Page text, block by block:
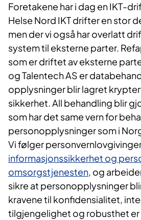
Foretakene har i dag en IKT-
Helse Nord IKT drifter en stor
men der vi også har overlatt
system til eksterne parter.
som er driftet av eksterne
og Talentech AS er
opplysninger blir lagret
sikkerhet. All behandling blir
som har det same vern for
personopplysninger som i
Vi følger
informasjonssikkerhet og
omsorgstjenesten, og
sikre at personopplysninger
kravene til konfidensialitet,
tilgjengelighet og robusthet